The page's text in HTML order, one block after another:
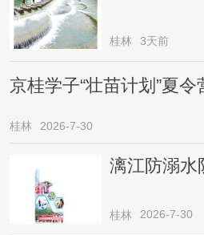
桂林 3天前
京桂学子“壮苗计划”夏
桂林 2026-7-30
漓江防溺水
桂林 2026-7-30